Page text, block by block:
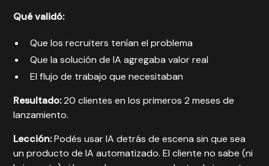
Qué validó:
Que los recruiters tenían el problema
Que la solución de IA agregaba valor real
El flujo de trabajo que necesitaban
Resultado:20 clientes en los primeros 2 meses de
lanzamiento.
Lección:Podés usar IA detrás de escena sin que sea
un producto de IA automatizado. El cliente no sabe (ni